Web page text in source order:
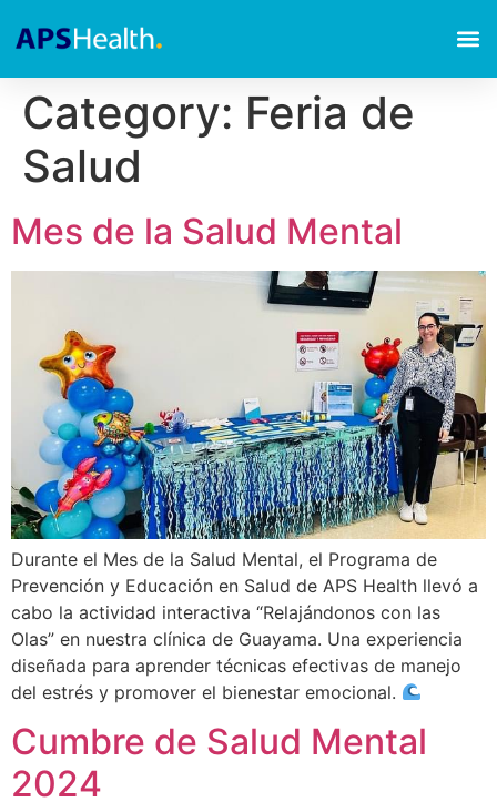
Category: Feria de
Salud​
Mes de la Salud Mental
Durante el Mes de la Salud Mental, el Programa de
Prevención y Educación en Salud de APS Health llevó a
cabo la actividad interactiva “Relajándonos con las
Olas” en nuestra clínica de Guayama. Una experiencia
diseñada para aprender técnicas efectivas de manejo
del estrés y promover el bienestar emocional.
Cumbre de Salud Mental
2024